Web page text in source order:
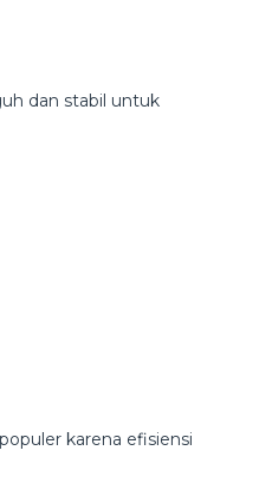
dan stabil untuk
karena efisiensi